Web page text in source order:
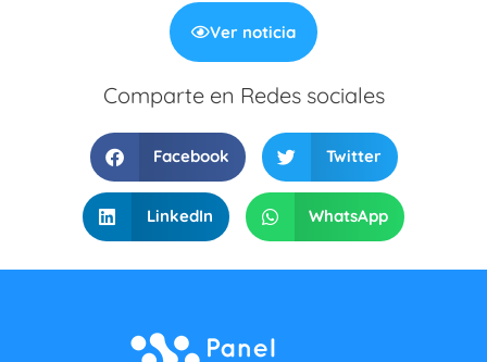
Ver noticia
Comparte en Redes sociales
Facebook Twitter
LinkedIn WhatsApp